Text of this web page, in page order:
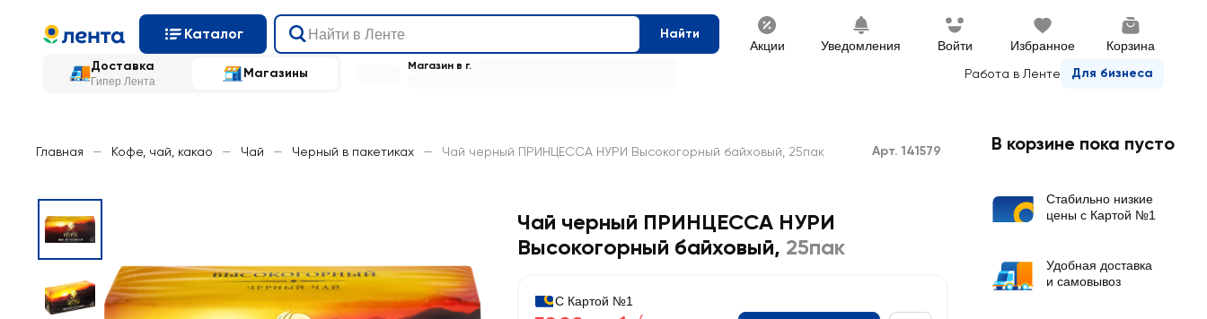
Каталог Найти
Акции Уведомления Войти Избранное Корзина
Доставка
Гипер Лента
Магазины Работа в Ленте Для бизнеса
Магазин в г.
Главная — Кофе, чай, какао — Чай — Черный в пакетиках — Чай черный ПРИНЦЕССА НУРИ Высокогорный байховый, 25пак Арт. 141579
Чай черный ПРИНЦЕССА НУРИ
Высокогорный байховый, 25пак
С Картой №1
В корзине пока пусто
Стабильно низкие
цены с Картой №1
Удобная доставка
и самовывоз